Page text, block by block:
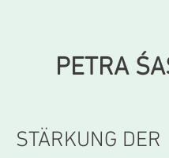
PETRA ŚA
STÄRKUNG DER